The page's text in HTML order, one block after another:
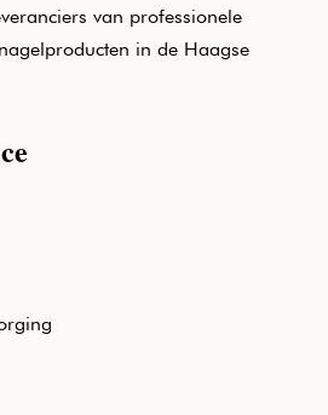
van professionele
in de Haagse